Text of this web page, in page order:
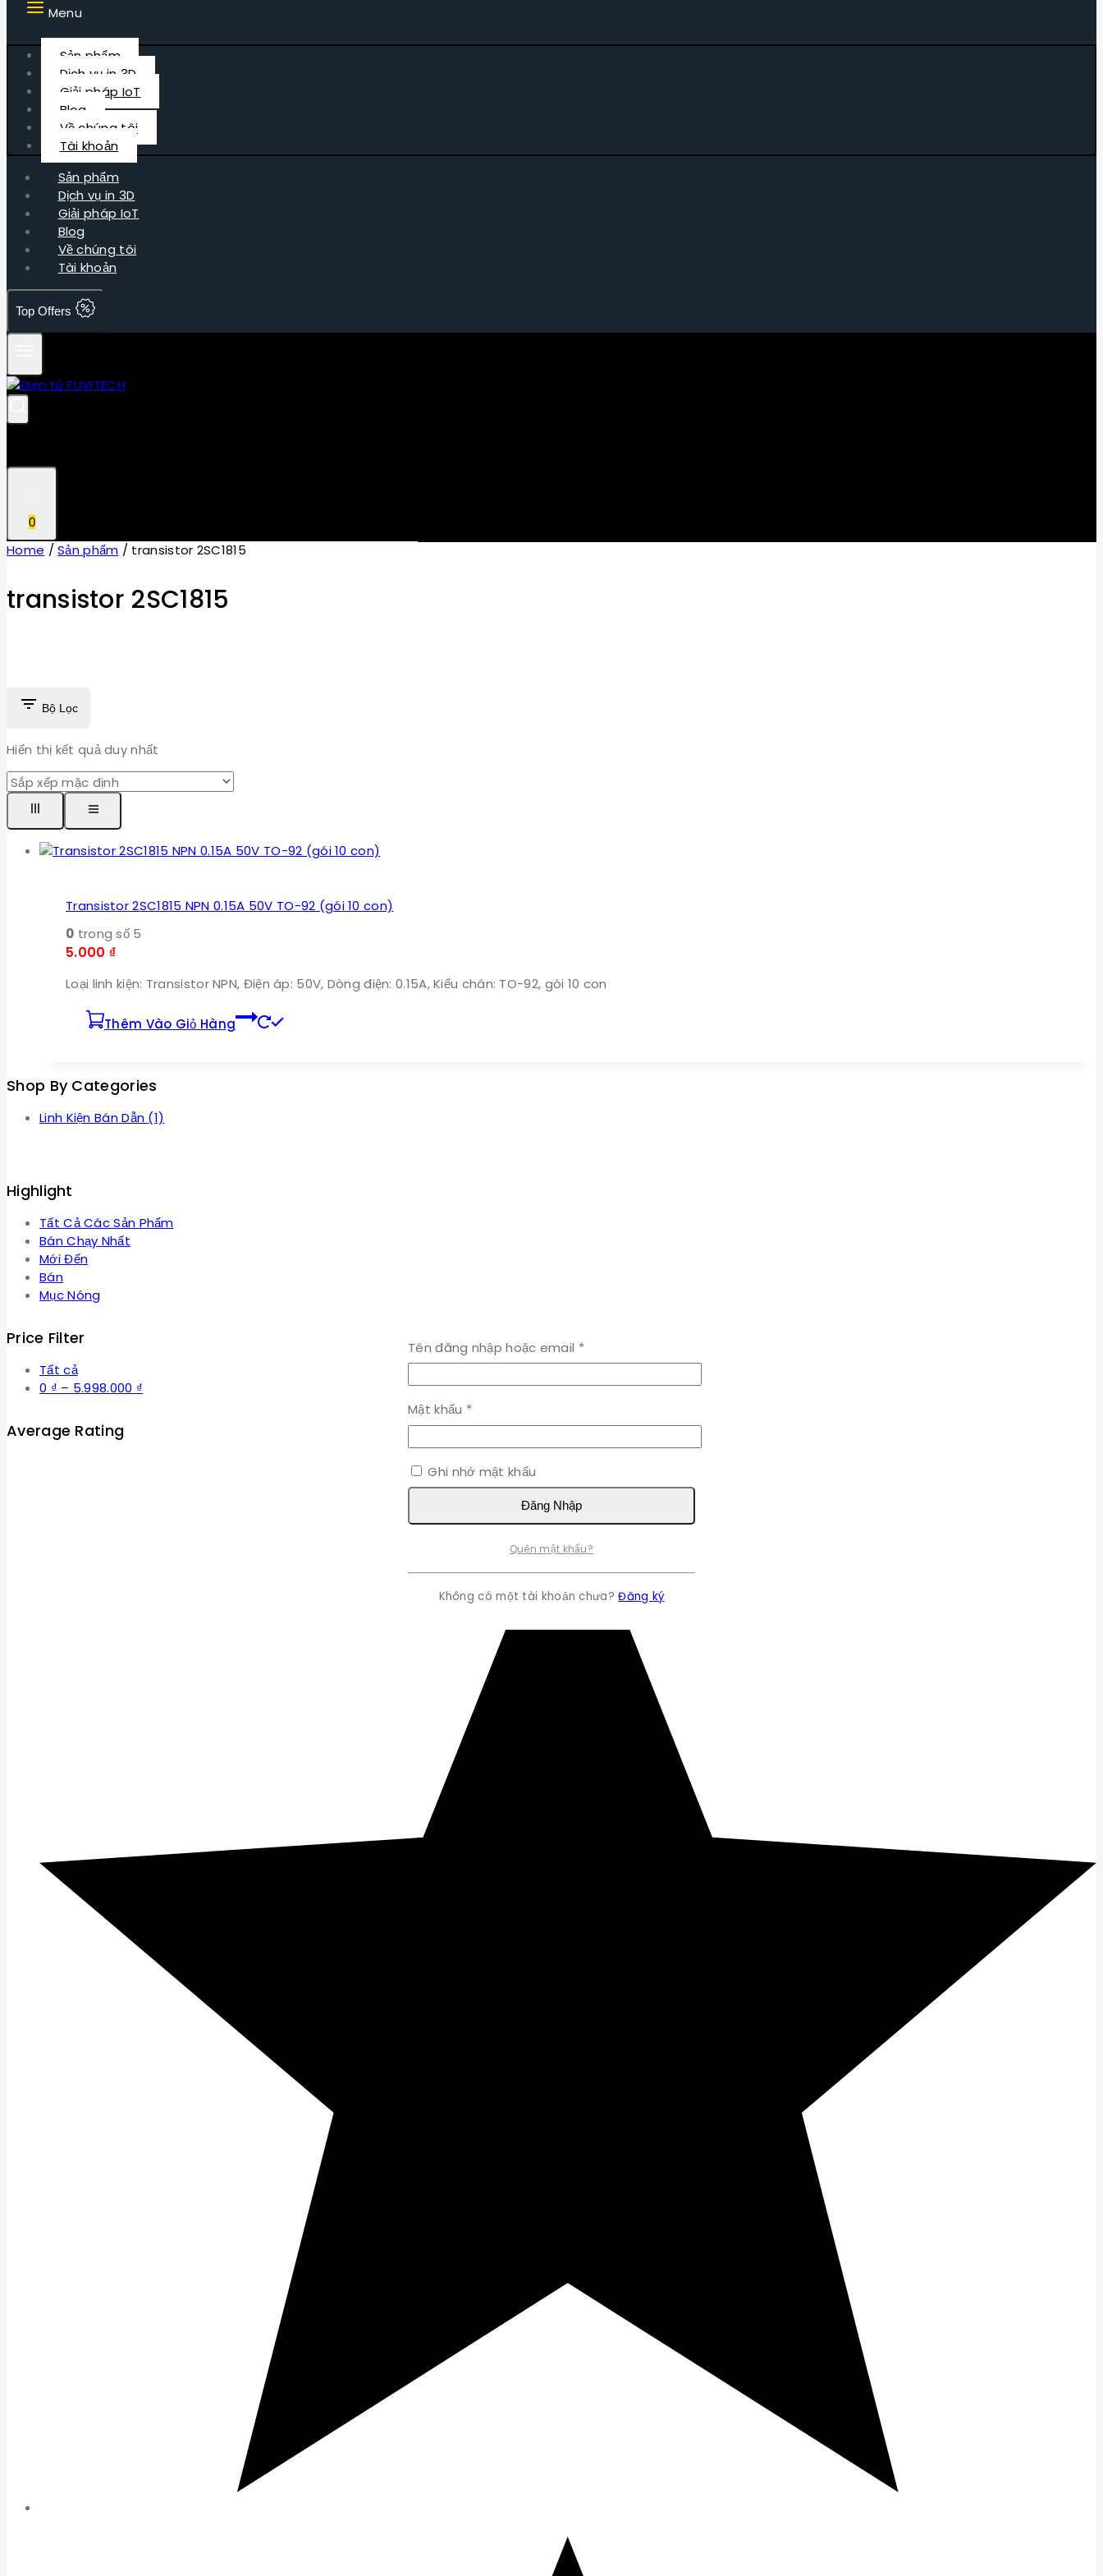
Menu
Sản phẩm
Dịch vụ in 3D
Giải pháp IoT
Blog
Về chúng tôi
Tài khoản
Sản phẩm
Dịch vụ in 3D
Giải pháp IoT
Blog
Về chúng tôi
Tài khoản
Top Offers
0
Home / Sản phẩm / transistor 2SC1815
transistor 2SC1815
Bộ Lọc
Hiển thị kết quả duy nhất
Transistor 2SC1815 NPN 0.15A 50V TO-92 (gói 10 con)
0 trong số 5
5.000 ₫
Loại linh kiện: Transistor NPN, Điện áp: 50V, Dòng điện: 0.15A, Kiểu chân: TO-92, gói 10 con
Thêm Vào Giỏ Hàng
Shop By Categories
Linh Kiện Bán Dẫn (1)
Highlight
Tất Cả Các Sản Phẩm
Bán Chạy Nhất
Mới Đến
Bán
Mục Nóng
Price Filter
Tất cả
0 ₫ – 5.998.000 ₫
Average Rating
Tên đăng nhập hoặc email *Bắt
buộc
Mật khẩu *
buộc
Ghi nhớ mật khẩu
Đăng Nhập
Quên mật khẩu?
Không có một tài khoản chưa?Đăng ký